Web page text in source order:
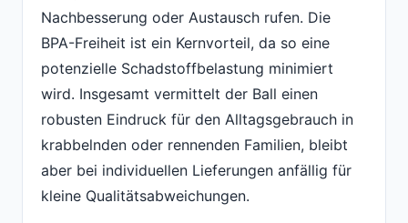
Nachbesserung oder Austausch rufen. Die
BPA-Freiheit ist ein Kernvorteil, da so eine
potenzielle Schadstoffbelastung minimiert
wird. Insgesamt vermittelt der Ball einen
robusten Eindruck für den Alltagsgebrauch in
krabbelnden oder rennenden Familien, bleibt
aber bei individuellen Lieferungen anfällig für
kleine Qualitätsabweichungen.